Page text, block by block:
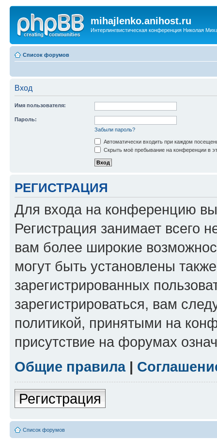
mihajlenko.anihost.ru
Интерлингвистическая конференция Николая
Список форумов
Вход
Имя пользователя:
Пароль:
Забыли пароль?
Автоматически входить при каждом
Скрыть моё пребывание на конференции в
РЕГИСТРАЦИЯ
Для входа на конференцию
Регистрация занимает всего
вам более широкие
могут быть установлены
зарегистрированных
зарегистрироваться, вам
политикой, принятыми на
присутствие на форумах
Общие правила|
Регистрация
Список форумов